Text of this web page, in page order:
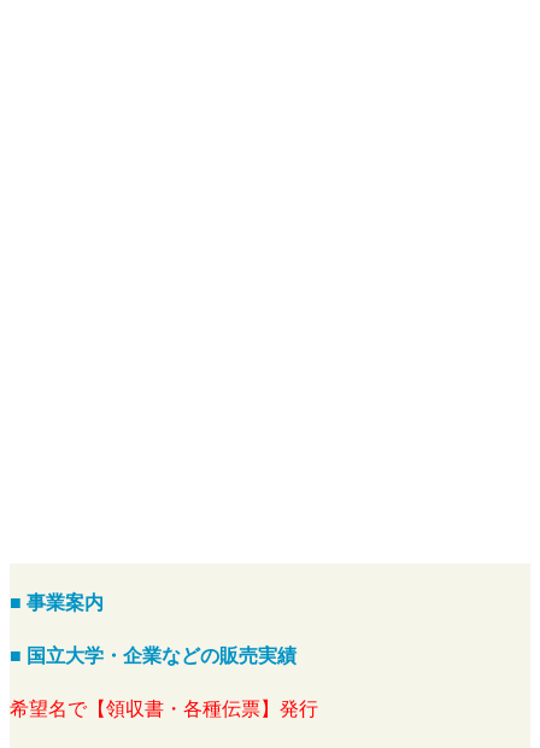
■ 事業案内
■ 国立大学・企業などの販売実績
希望名で【領収書・各種伝票】発行